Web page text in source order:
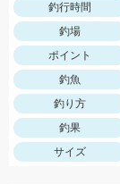
釣行時間
釣場
ポイント
釣魚
釣り方
釣果
サイズ